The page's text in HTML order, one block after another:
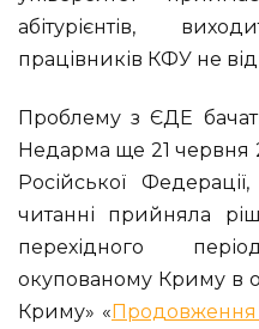
абітурієнтів,
працівників КФУ не
Проблему з ЄДЕ
Недарма ще 21 червня
Російської
читанні прийняла
перехідного
окупованому Криму в
Криму» «Продовження